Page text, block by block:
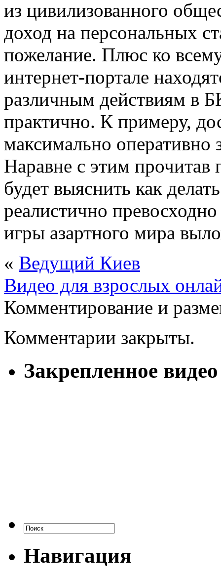
из цивилизованного
доход на персональных
пожелание. Плюс ко
интернет-портале
различным действиям в
практично. К примеру,
максимально оперативно
Наравне с этим прочитав
будет выяснить как
реалистично
игры азартного мира
« Ведущий Киев
Видео для взрослых
Комментирование и
Комментарии закрыты.
Закрепленное видео
Навигация